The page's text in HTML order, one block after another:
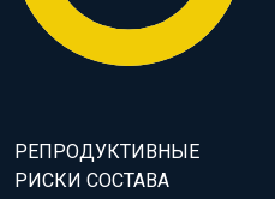
РЕПРОДУКТИВНЫЕ
РИСКИ СОСТАВА